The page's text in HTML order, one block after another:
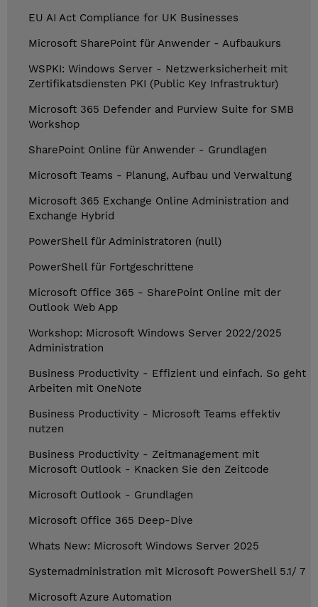
EU AI Act Compliance for UK Businesses
Microsoft SharePoint für Anwender - Aufbaukurs
WSPKI: Windows Server - Netzwerksicherheit mit
Zertifikatsdiensten PKI (Public Key Infrastruktur)
Microsoft 365 Defender and Purview Suite for SMB
Workshop
SharePoint Online für Anwender - Grundlagen
Microsoft Teams - Planung, Aufbau und Verwaltung
Microsoft 365 Exchange Online Administration and
Exchange Hybrid
PowerShell für Administratoren (null)
PowerShell für Fortgeschrittene
Microsoft Office 365 - SharePoint Online mit der
Outlook Web App
Workshop: Microsoft Windows Server 2022/2025
Administration
Business Productivity - Effizient und einfach. So geht
Arbeiten mit OneNote
Business Productivity - Microsoft Teams effektiv
nutzen
Business Productivity - Zeitmanagement mit
Microsoft Outlook - Knacken Sie den Zeitcode
Microsoft Outlook - Grundlagen
Microsoft Office 365 Deep-Dive
Whats New: Microsoft Windows Server 2025
Systemadministration mit Microsoft PowerShell 5.1/ 7
Microsoft Azure Automation